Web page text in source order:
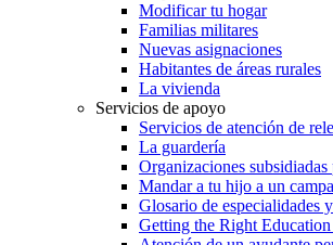
Modificar tu hogar
Familias militares
Nuevas asignaciones
Habitantes de áreas rurales
La vivienda
Servicios de apoyo
Servicios de atención de
La guardería
Organizaciones
Mandar a tu hijo a un
Glosario de especialidades
Getting the Right Education